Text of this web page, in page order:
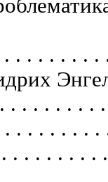
. . . . . . . .
. . . . . . .
. . . . . . .
. . . . . . . .